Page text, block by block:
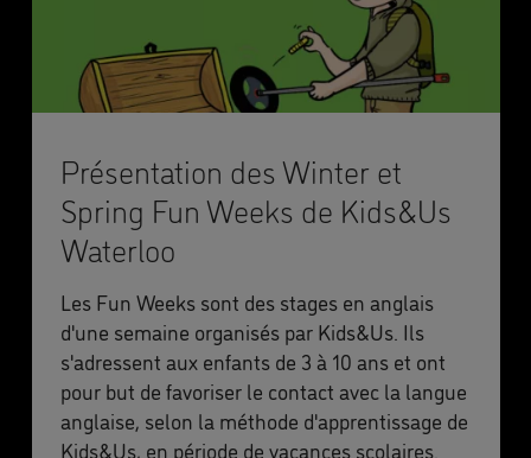
Présentation des Winter et
Spring Fun Weeks de Kids&Us
Waterloo
Les Fun Weeks sont des stages en anglais
d'une semaine organisés par Kids&Us. Ils
s'adressent aux enfants de 3 à 10 ans et ont
pour but de favoriser le contact avec la langue
anglaise, selon la méthode d'apprentissage de
Kids&Us, en période de vacances scolaires.